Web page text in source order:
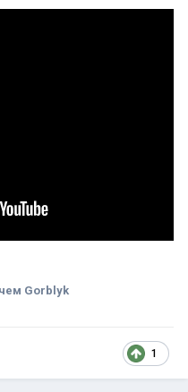
Gorblyk
1